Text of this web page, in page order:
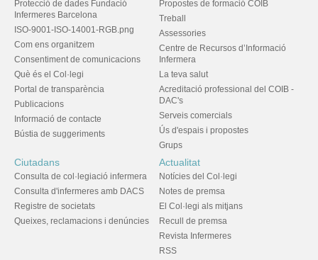
Protecció de dades Fundació
Infermeres Barcelona
ISO-9001-ISO-14001-RGB.png
Com ens organitzem
Consentiment de comunicacions
Què és el Col·legi
Portal de transparència
Publicacions
Informació de contacte
Bústia de suggeriments
Propostes de formació COIB
Treball
Assessories
Centre de Recursos d’Informació
Infermera
La teva salut
Acreditació professional del COIB -
DAC's
Serveis comercials
Ús d'espais i propostes
Grups
Ciutadans
Consulta de col·legiació infermera
Consulta d'infermeres amb DACS
Registre de societats
Queixes, reclamacions i denúncies
Actualitat
Notícies del Col·legi
Notes de premsa
El Col·legi als mitjans
Recull de premsa
Revista Infermeres
RSS